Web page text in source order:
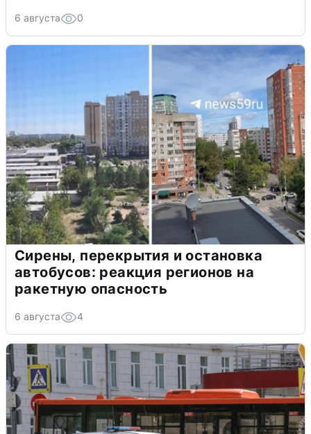
6 августа 0
Сирены, перекрытия и остановка
автобусов: реакция регионов на
ракетную опасность
6 августа 4